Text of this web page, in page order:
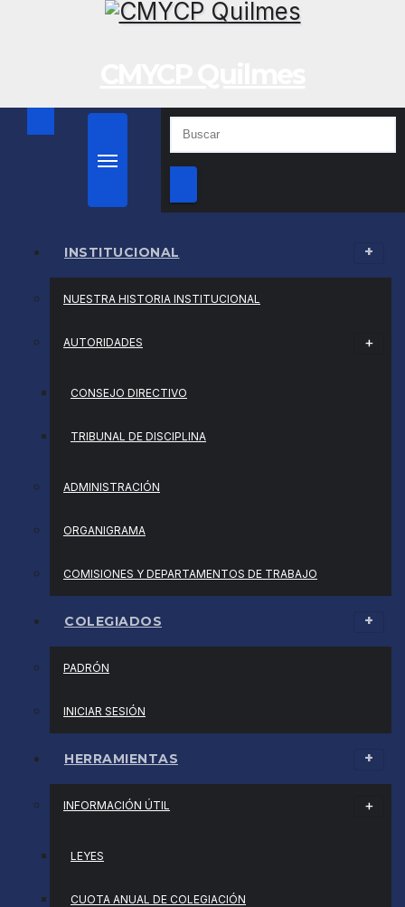
INSTITUCIONAL
NUESTRA HISTORIA INSTITUCIONAL
AUTORIDADES
CONSEJO DIRECTIVO
TRIBUNAL DE DISCIPLINA
ADMINISTRACIÓN
ORGANIGRAMA
COMISIONES Y DEPARTAMENTOS DE TRABAJO
COLEGIADOS
PADRÓN
INICIAR SESIÓN
HERRAMIENTAS
INFORMACIÓN ÚTIL
LEYES
CUOTA ANUAL DE COLEGIACIÓN